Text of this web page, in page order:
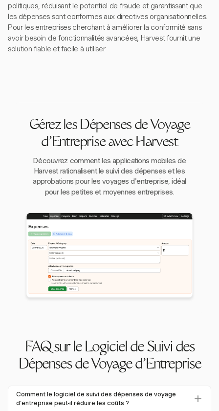
politiques, réduisant le potentiel de fraude et garantissant que
les dépenses sont conformes aux directives organisationnelles.
Pour les entreprises cherchant à améliorer la conformité sans
avoir besoin de fonctionnalités avancées, Harvest fournit une
solution fiable et facile à utiliser.
Gérez les Dépenses de Voyage
d'Entreprise avec Harvest
Découvrez comment les applications mobiles de
Harvest rationalisent le suivi des dépenses et les
approbations pour les voyages d'entreprise, idéal
pour les petites et moyennes entreprises.
FAQ sur le Logiciel de Suivi des
Dépenses de Voyage d'Entreprise
Comment le logiciel de suivi des dépenses de voyage
d'entreprise peut-il réduire les coûts ?